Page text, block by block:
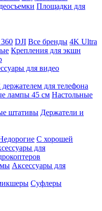
Площадки для
DJI Все бренды 4K Ultra
Крепления для экшн
для видео
держателем для телефона
лампы 45 см Настольные
штативы Держатели и
С хорошей
для
Аксессуары для
Суфлеры